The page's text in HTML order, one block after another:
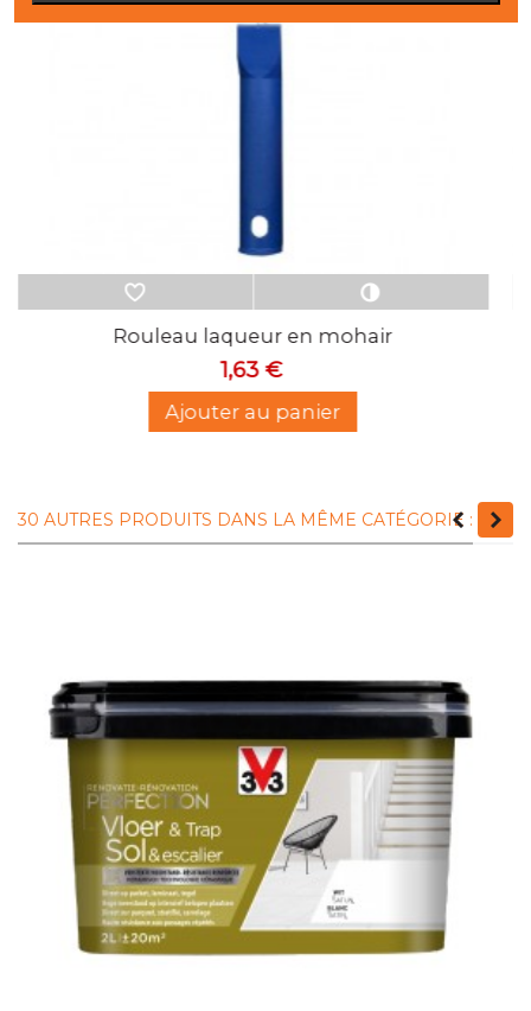
Trimetal Mat blanc 10L
Ajouter au panier
30 AUTRES PRODUITS DANS LA MÊME CATÉGORIE :